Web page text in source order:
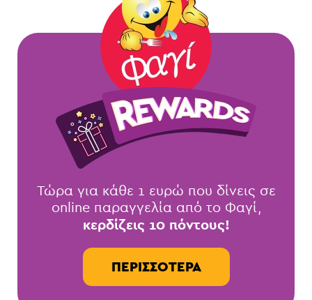
Τώρα για κάθε 1 ευρώ που δίνεις σε
online παραγγελία από το Φαγί,
κερδίζεις 10 πόντους!
ΠΕΡΙΣΣΌΤΕΡΑ